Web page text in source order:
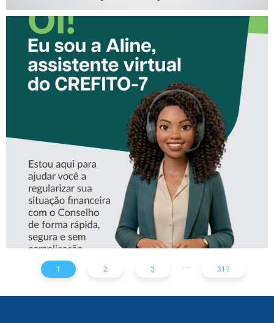
CONHEÇA A ‘ALINE’,
ASSISTENTE VIRTUAL DO
CREFITO-7
1 2 3 ... 317